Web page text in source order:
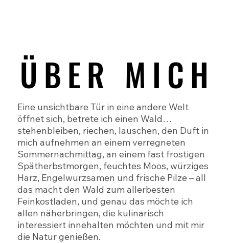
ÜBER MICH
ÜBER MICH
Eine unsichtbare Tür in eine andere Welt
öffnet sich, betrete ich einen Wald…
stehenbleiben, riechen, lauschen, den Duft in
mich aufnehmen an einem verregneten
Sommernachmittag, an einem fast frostigen
Spätherbstmorgen, feuchtes Moos, würziges
Harz, Engelwurzsamen und frische Pilze – all
das macht den Wald zum allerbesten
Feinkostladen, und genau das möchte ich
allen näherbringen, die kulinarisch
interessiert innehalten möchten und mit mir
die Natur genießen.